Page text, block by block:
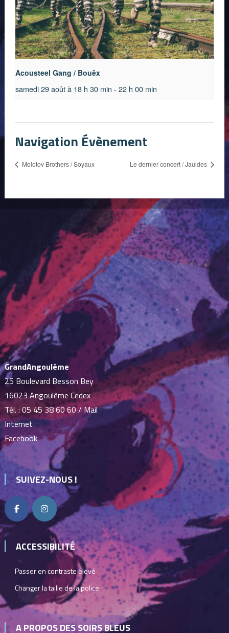
Acousteel Gang / Bouëx
samedi 29 août à 18 h 30 min - 22 h 00 min
Navigation Évènement
Molotov Brothers / Soyaux Le dernier concert / Jauldes
GrandAngoulême
25 Boulevard Besson Bey
16023 Angoulême Cedex
Tél. : 05 45 38 60 60/Mail
Internet
Facebook
SUIVEZ-NOUS !
ACCESSIBILITÉ
Passer en contraste élevé
Changer la taille de la police
A PROPOS DES SOIRS BLEUS